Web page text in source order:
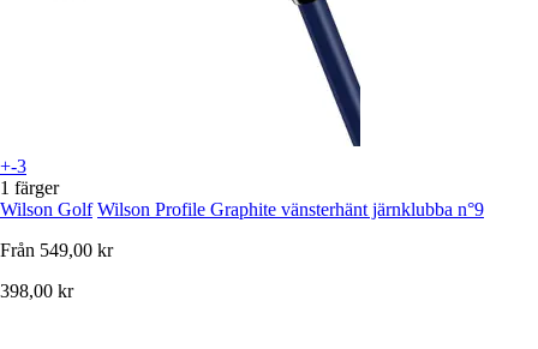
+-3
1 färger
Wilson Golf Wilson Profile Graphite vänsterhänt järnklubba n°9
Från 549,00 kr
398,00 kr